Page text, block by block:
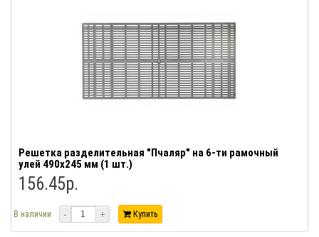
Решетка разделительная "Пчаляр" на 6-ти рамочный
улей 490х245 мм (1 шт.)
156.45р.
В наличии - + Купить